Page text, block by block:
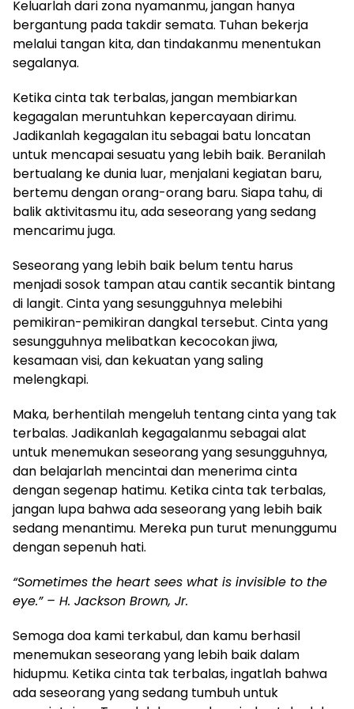
Keluarlah dari zona nyamanmu, jangan hanya
bergantung pada takdir semata. Tuhan bekerja
melalui tangan kita, dan tindakanmu menentukan
segalanya.
Ketika cinta tak terbalas, jangan membiarkan
kegagalan meruntuhkan kepercayaan dirimu.
Jadikanlah kegagalan itu sebagai batu loncatan
untuk mencapai sesuatu yang lebih baik. Beranilah
bertualang ke dunia luar, menjalani kegiatan baru,
bertemu dengan orang-orang baru. Siapa tahu, di
balik aktivitasmu itu, ada seseorang yang sedang
mencarimu juga.
Seseorang yang lebih baik belum tentu harus
menjadi sosok tampan atau cantik secantik bintang
di langit. Cinta yang sesungguhnya melebihi
pemikiran-pemikiran dangkal tersebut. Cinta yang
sesungguhnya melibatkan kecocokan jiwa,
kesamaan visi, dan kekuatan yang saling
melengkapi.
Maka, berhentilah mengeluh tentang cinta yang tak
terbalas. Jadikanlah kegagalanmu sebagai alat
untuk menemukan seseorang yang sesungguhnya,
dan belajarlah mencintai dan menerima cinta
dengan segenap hatimu. Ketika cinta tak terbalas,
jangan lupa bahwa ada seseorang yang lebih baik
sedang menantimu. Mereka pun turut menunggumu
dengan sepenuh hati.
“Sometimes the heart sees what is invisible to the
eye.” – H. Jackson Brown, Jr.
Semoga doa kami terkabul, dan kamu berhasil
menemukan seseorang yang lebih baik dalam
hidupmu. Ketika cinta tak terbalas, ingatlah bahwa
ada seseorang yang sedang tumbuh untuk